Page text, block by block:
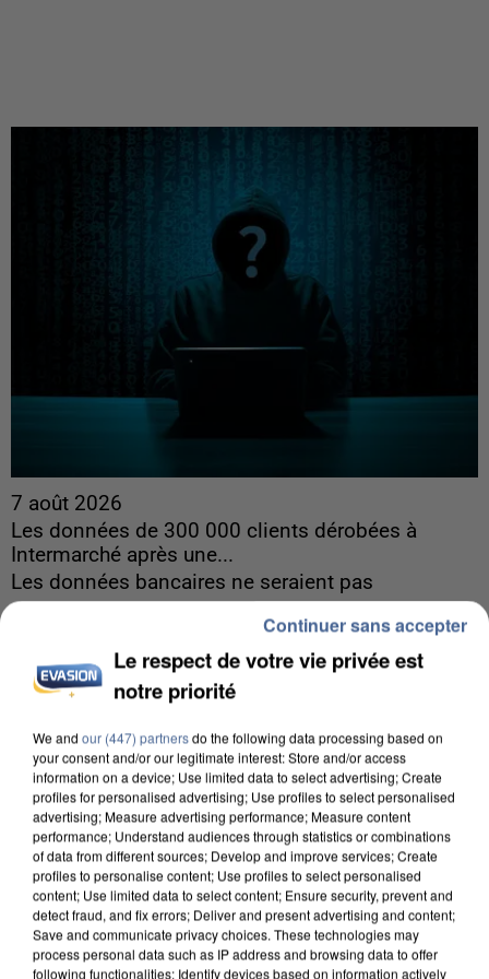
7 août 2026
Les données de 300 000 clients dérobées à
Intermarché après une...
Les données bancaires ne seraient pas
Le respect de votre vie privée est
notre priorité
We and our (447) partnersdo the following data processing based on
your consent and/or our legitimate interest: Store and/or access
information on a device; Use limited data to select advertising; Create
profiles for personalised advertising; Use profiles to select personalised
advertising; Measure advertising performance; Measure content
performance; Understand audiences through statistics or combinations
of data from different sources; Develop and improve services; Create
profiles to personalise content; Use profiles to select personalised
content; Use limited data to select content; Ensure security, prevent and
detect fraud, and fix errors; Deliver and present advertising and content;
Save and communicate privacy choices. These technologies may
process personal data such as IP address and browsing data to offer
following functionalities: Identify devices based on information actively
Continuer sans accepter